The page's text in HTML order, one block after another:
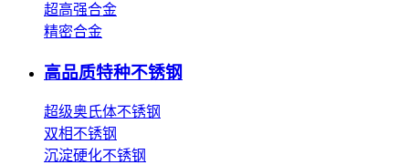
超高强合金
精密合金
高品质特种不锈钢
超级奥氏体不锈钢
双相不锈钢
沉淀硬化不锈钢